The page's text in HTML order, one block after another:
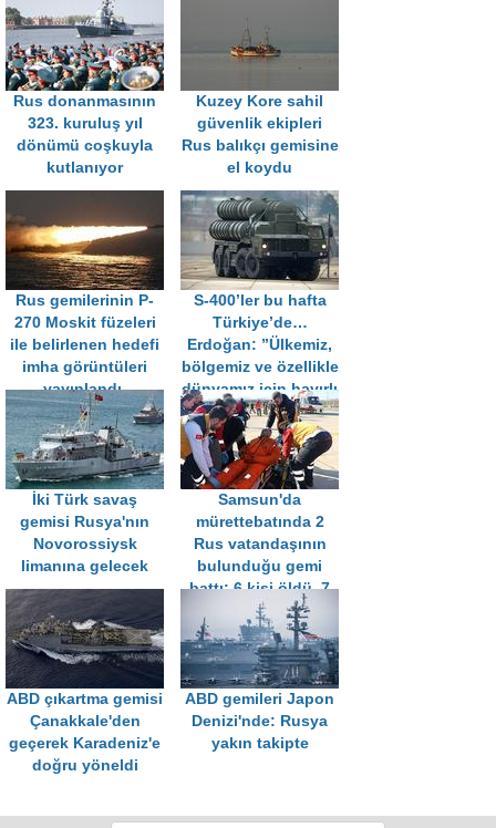
Rus donanmasının
323. kuruluş yıl
dönümü coşkuyla
kutlanıyor
Kuzey Kore sahil
güvenlik ekipleri
Rus balıkçı gemisine
el koydu
Rus gemilerinin P-
270 Moskit füzeleri
ile belirlenen hedefi
imha görüntüleri
yayınlandı.
S-400’ler bu hafta
Türkiye’de…
Erdoğan: ”Ülkemiz,
bölgemiz ve özellikle
dünyamız için hayırlı
olsun."
İki Türk savaş
gemisi Rusya'nın
Novorossiysk
limanına gelecek
Samsun'da
mürettebatında 2
Rus vatandaşının
bulunduğu gemi
battı: 6 kişi öldü, 7
kişi kurtarıldı
ABD çıkartma gemisi
Çanakkale'den
geçerek Karadeniz'e
doğru yöneldi
ABD gemileri Japon
Denizi'nde: Rusya
yakın takipte